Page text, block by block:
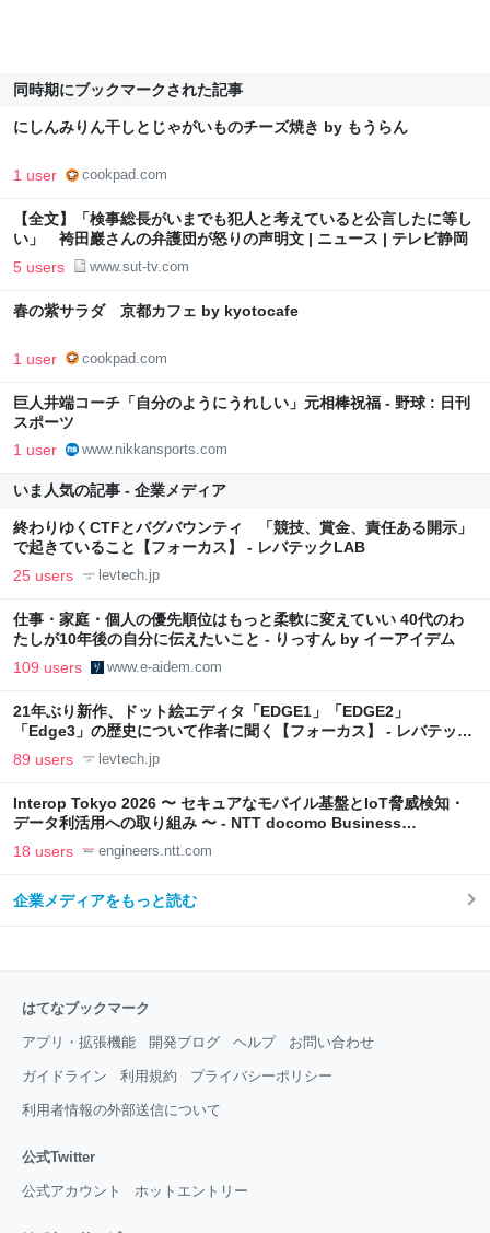
同時期にブックマークされた記事
にしんみりん干しとじゃがいものチーズ焼き by もうらん
1 user cookpad.com
【全文】「検事総長がいまでも犯人と考えていると公言したに等し
い」 袴田巖さんの弁護団が怒りの声明文 | ニュース | テレビ静岡
5 users www.sut-tv.com
春の紫サラダ 京都カフェ by kyotocafe
1 user cookpad.com
巨人井端コーチ「自分のようにうれしい」元相棒祝福 - 野球 : 日刊
スポーツ
1 user www.nikkansports.com
いま人気の記事 - 企業メディア
終わりゆくCTFとバグバウンティ 「競技、賞金、責任ある開示」
で起きていること【フォーカス】 - レバテックLAB
25 users levtech.jp
仕事・家庭・個人の優先順位はもっと柔軟に変えていい 40代のわ
たしが10年後の自分に伝えたいこと - りっすん by イーアイデム
109 users www.e-aidem.com
21年ぶり新作、ドット絵エディタ「EDGE1」「EDGE2」
「Edge3」の歴史について作者に聞く【フォーカス】 - レバテック
LAB
89 users levtech.jp
Interop Tokyo 2026 〜 セキュアなモバイル基盤とIoT脅威検知・
データ利活用への取り組み 〜 - NTT docomo Business
Engineers' Blog
18 users engineers.ntt.com
企業メディアをもっと読む
はてなブックマーク
アプリ・拡張機能 開発ブログ ヘルプ お問い合わせ
ガイドライン 利用規約 プライバシーポリシー
利用者情報の外部送信について
公式Twitter
公式アカウント ホットエントリー